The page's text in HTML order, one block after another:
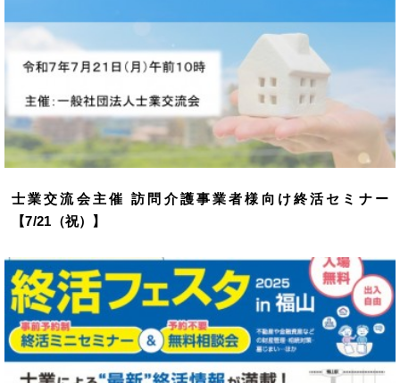
士業交流会主催 訪問介護事業者様向け終活セミナー
【7/21（祝）】